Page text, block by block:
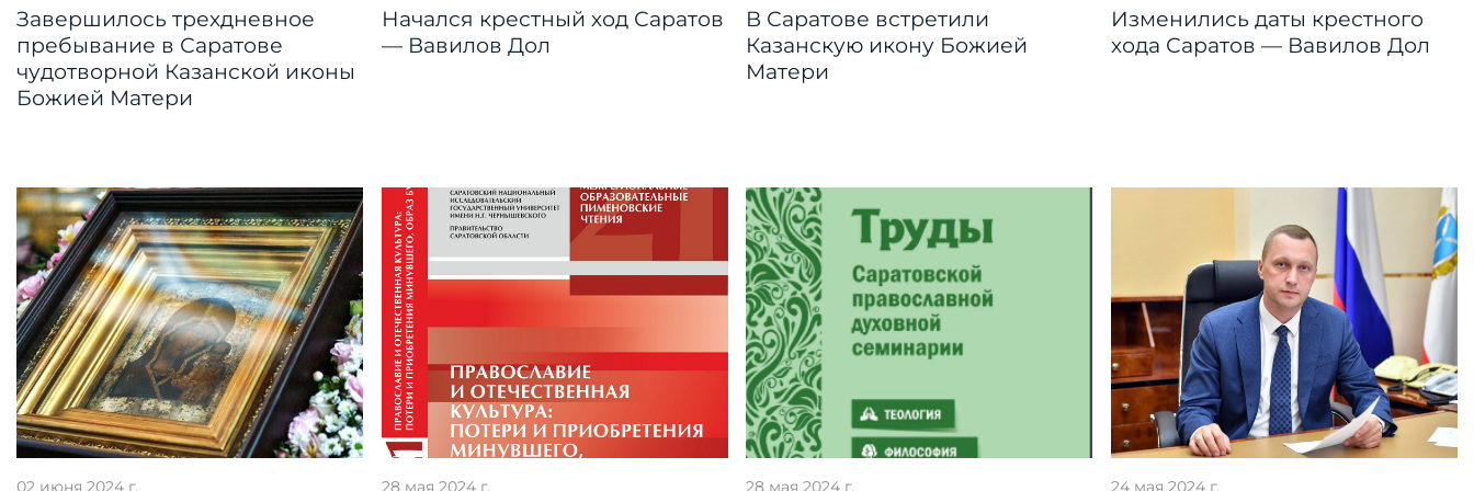
Завершилось трехдневное
пребывание в Саратове
чудотворной Казанской иконы
Божией Матери
Начался крестный ход Саратов
— Вавилов Дол
В Саратове встретили
Казанскую икону Божией
Матери
Изменились даты крестного
хода Саратов — Вавилов Дол
02 июня 2024 г. 28 мая 2024 г. 28 мая 2024 г. 24 мая 2024 г.